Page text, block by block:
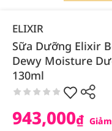
ELIXIR
Sữa Dưỡng Elixir
Dewy Moisture
130ml
943,000₫